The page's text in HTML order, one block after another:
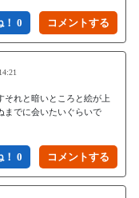
！ 0
それと暗いところと絵が上
までに会いたいぐらいで
！ 0